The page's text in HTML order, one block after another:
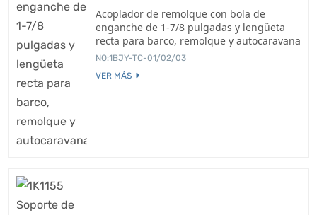
Acoplador de remolque con bola de
enganche de 1-7/8 pulgadas y lengüeta
recta para barco, remolque y autocaravana
NO:1BJY-TC-01/02/03
VER MÁS